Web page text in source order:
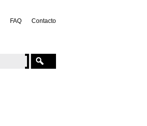
FAQ Contacto